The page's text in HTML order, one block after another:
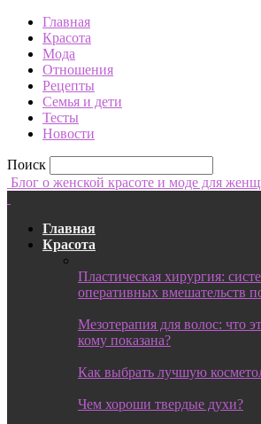
Главная
Красота
Мода
Отношения
Рецепты
Семья и дети
Тесты
Новости
Поиск
Блог о женской красоте и моде для
Главная
Красота
Пластическая хирургия:
оперативных вмешательств
Мезотерапия для волос: что
кому показана?
Как выбрать лучшую
Чем хороши твердые духи?